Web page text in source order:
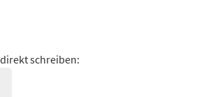
schreiben: